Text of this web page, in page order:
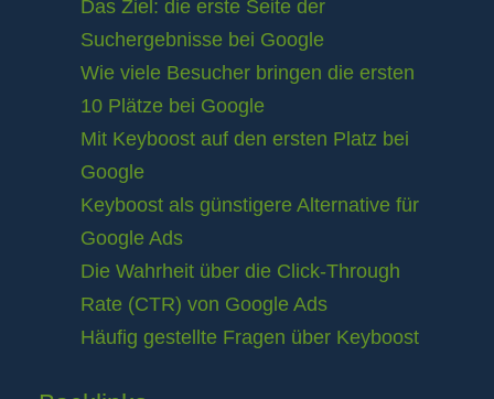
Das Ziel: die erste Seite der
Suchergebnisse bei Google
Wie viele Besucher bringen die ersten
10 Plätze bei Google
Mit Keyboost auf den ersten Platz bei
Google
Keyboost als günstigere Alternative für
Google Ads
Die Wahrheit über die Click-Through
Rate (CTR) von Google Ads
Häufig gestellte Fragen über Keyboost